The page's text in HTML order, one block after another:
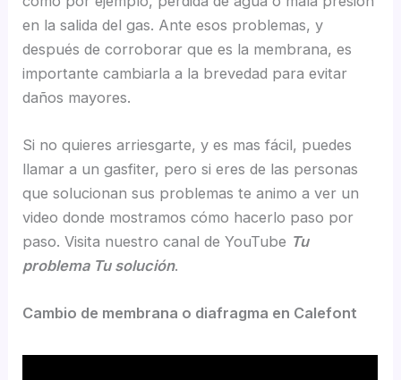
en la salida del gas. Ante esos problemas, y
después de corroborar que es la membrana, es
importante cambiarla a la brevedad para evitar
daños mayores.
Si no quieres arriesgarte, y es mas fácil, puedes
llamar a un gasfiter, pero si eres de las personas
que solucionan sus problemas te animo a ver un
video donde mostramos cómo hacerlo paso por
paso. Visita nuestro canal de YouTube Tu
problema Tu solución.
Cambio de membrana o diafragma en Calefont